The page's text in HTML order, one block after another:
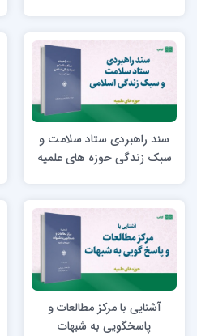
سند راهبردی ستاد سلامت و
سبک زندگی حوزه های علمیه
آشنایی با مرکز مطالعات و
پاسخگویی به شبهات